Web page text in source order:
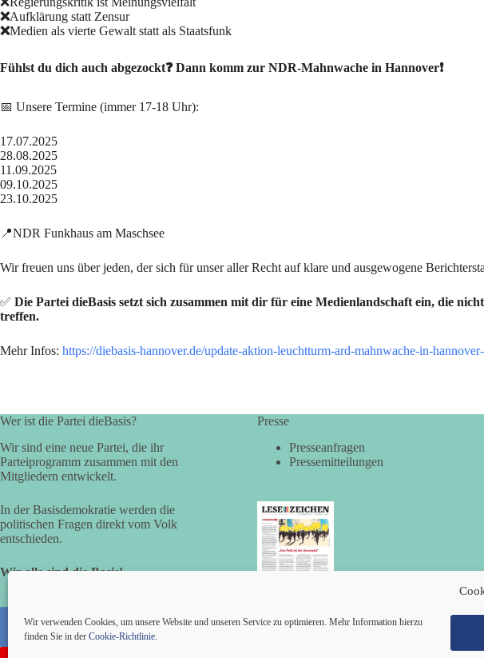
Wir verwenden Cookies, um unsere Website und unseren Service zu optimieren. Mehr Information hierzu
finden Sie in der Cookie-Richtlinie.
❌Aufklärung statt Zensur
❌Medien als vierte Gewalt statt als Staatsfunk
Fühlst du dich auch abgezockt❓ Dann komm zur NDR-Mahnwache in Hannover❗
📅 Unsere Termine (immer 17-18 Uhr):
17.07.2025
28.08.2025
11.09.2025
09.10.2025
23.10.2025
📍NDR Funkhaus am Maschsee
Wir freuen uns über jeden, der sich für unser aller Recht auf klare und ausgewogene
✅ Die Partei dieBasis setzt sich zusammen mit dir für eine Medienlandschaft ein, die
treffen.
Mehr Infos: https://diebasis-hannover.de/update-aktion-leuchtturm-ard-mahnwache-in-
Wer ist die Partei dieBasis?
Wir sind eine neue Partei, die ihr
Parteiprogramm zusammen mit den
Mitgliedern entwickelt.
In der Basisdemokratie werden die
politischen Fragen direkt vom Volk
entschieden.
Wir alle sind die Basis!
Presse
Presseanfragen
Pressemitteilungen